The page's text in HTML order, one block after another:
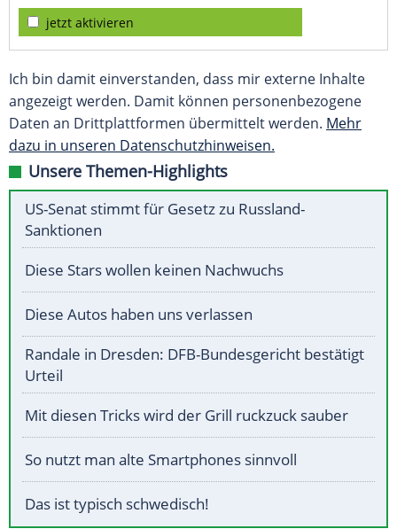
jetzt aktivieren
Ich bin damit einverstanden, dass mir externe Inhalte
angezeigt werden. Damit können personenbezogene
Daten an Drittplattformen übermittelt werden. Mehr
dazu in unseren Datenschutzhinweisen.
Unsere Themen-Highlights
US-Senat stimmt für Gesetz zu Russland-
Sanktionen
Diese Stars wollen keinen Nachwuchs
Diese Autos haben uns verlassen
Randale in Dresden: DFB-Bundesgericht bestätigt
Urteil
Mit diesen Tricks wird der Grill ruckzuck sauber
So nutzt man alte Smartphones sinnvoll
Das ist typisch schwedisch!